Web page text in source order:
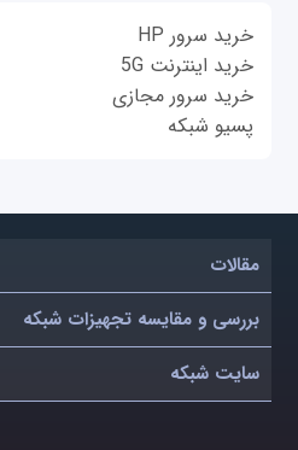
خرید سرور HP
خرید اینترنت 5G
خرید سرور مجازی
پسیو شبکه
مقالات
بررسی و مقایسه تجهیزات شبکه
سایت شبکه